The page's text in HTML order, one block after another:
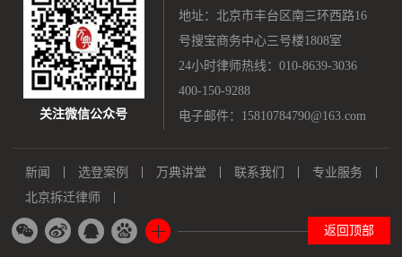
关注微信公众号
地址： 北京市丰台区南三环西路16
号搜宝商务中心三号楼1808室
24小时律师热线：010-8639-3036
400-150-9288
电子邮件：15810784790@163.com
新闻 选登案例 万典讲堂 联系我们
专业服务
北京拆迁律师
返回顶部